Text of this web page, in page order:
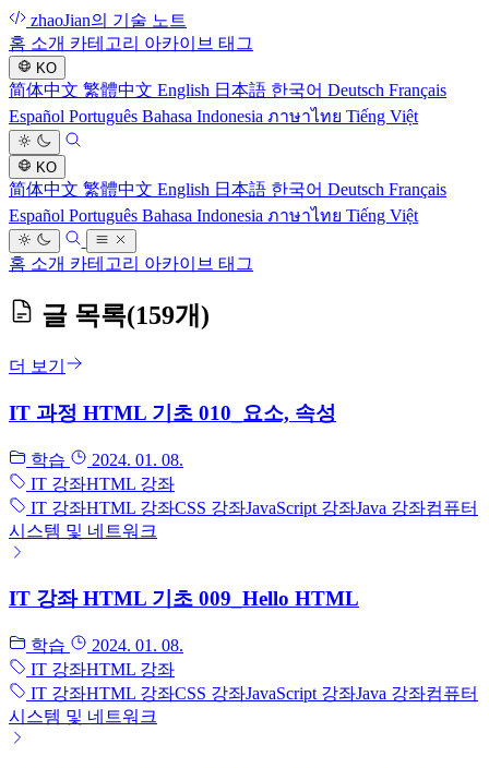
zhaoJian의 기술 노트
홈 소개 카테고리 아카이브 태그
KO
简体中文 繁體中文 English 日本語 한국어 Deutsch Français
Español Português Bahasa Indonesia ภาษาไทย Tiếng Việt
KO
简体中文 繁體中文 English 日本語 한국어 Deutsch Français
Español Português Bahasa Indonesia ภาษาไทย Tiếng Việt
홈 소개 카테고리 아카이브 태그
글 목록(159개)
더 보기
IT 과정 HTML 기초 010_요소, 속성
학습
2024. 01. 08.
IT 강좌HTML 강좌
IT 강좌HTML 강좌CSS 강좌JavaScript 강좌Java 강좌컴퓨터
시스템 및 네트워크
IT 강좌 HTML 기초 009_Hello HTML
학습
2024. 01. 08.
IT 강좌HTML 강좌
IT 강좌HTML 강좌CSS 강좌JavaScript 강좌Java 강좌컴퓨터
시스템 및 네트워크